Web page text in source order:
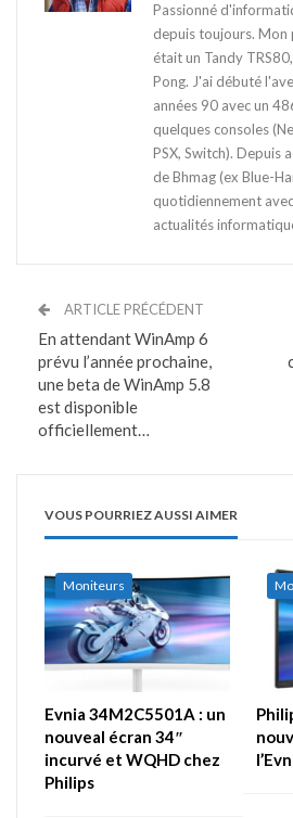
Passionné
depuis toujours.
était un Tandy
Pong. J'ai débuté
années 90 avec un
quelques consoles
PSX, Switch). Depuis
de Bhmag (ex Blue-
quotidiennement
actualités
ARTICLE PRÉCÉDENT
En attendant WinAmp 6
prévu l’année prochaine,
une beta de WinAmp 5.8
est disponible
officiellement…
VOUS POURRIEZ AUSSI AIMER
Moniteurs
Evnia 34M2C5501A : un
nouveal écran 34″
incurvé et WQHD chez
Philips